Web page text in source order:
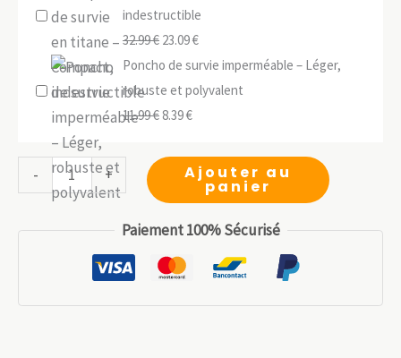
indestructible
32.99€ Le
prix
initial
était :
23.09€Le
prix
actuel
Poncho de survie imperméable – Léger,
robuste et polyvalent
11.99€Le
initial
8.39€Le
actuel
est :
-
quantité
de
+ Ajouter au
panier
Paiement 100% Sécurisé